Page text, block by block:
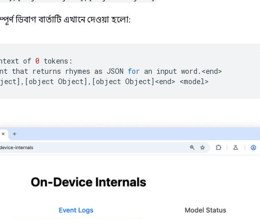
ডিবাগ বার্তাটি এখানে দেওয়া হলো:
of 0 tokens:
that returns rhymes as JSON for an input word.<end>
] , [object Object] , [object Object] <end>